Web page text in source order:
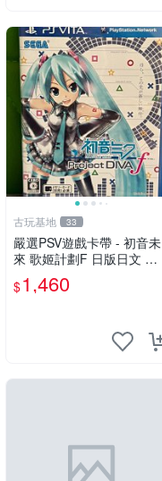
古玩基地 33
嚴選PSV遊戲卡帶 - 初音未
來 歌姬計劃F 日版日文 限
定封面實測正常讀 初音未來
PSV歌姬計劃F 日版日文 卡
$1,460